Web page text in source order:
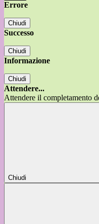
Errore
Chiudi
Successo
Chiudi
Informazione
Chiudi
Attendere...
Attendere il completamento
Chiudi